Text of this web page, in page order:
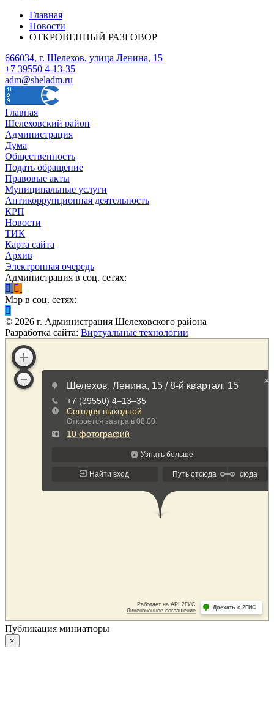
Главная
Новости
ОТКРОВЕННЫЙ РАЗГОВОР
666034, г. Шелехов, улица Ленина, 15
+7 39550 4-13-35
adm@sheladm.ru
Главная
Шелеховский район
Администрация
Дума
Общественность
Подать обращение
Правовые акты
Муниципальные услуги
Антикоррупционная деятельность
КРП
Новости
ТИК
Карта сайта
Архив
Электронная очередь
Администрация в соц. сетях:
Мэр в соц. сетях:
© 2026 г. Администрация Шелеховского района
Разработка сайта: Виртуальные технологии
Публикация миниатюры
×